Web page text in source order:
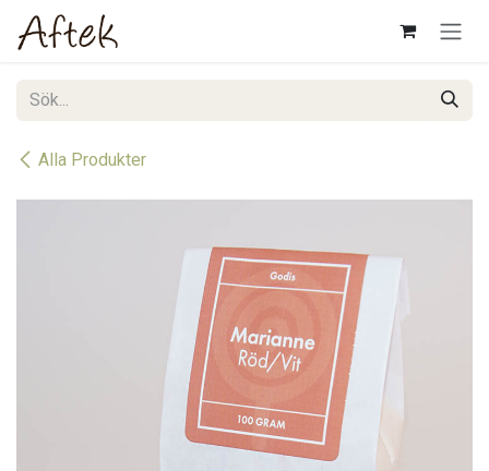
Hoppa till innehåll
Alla Produkter